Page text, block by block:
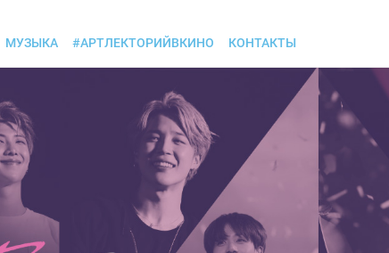
МУЗЫКА #АРТЛЕКТОРИЙВКИНО КОНТАКТЫ